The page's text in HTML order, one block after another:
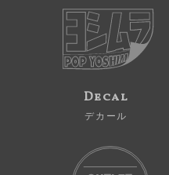
Decal
デカール